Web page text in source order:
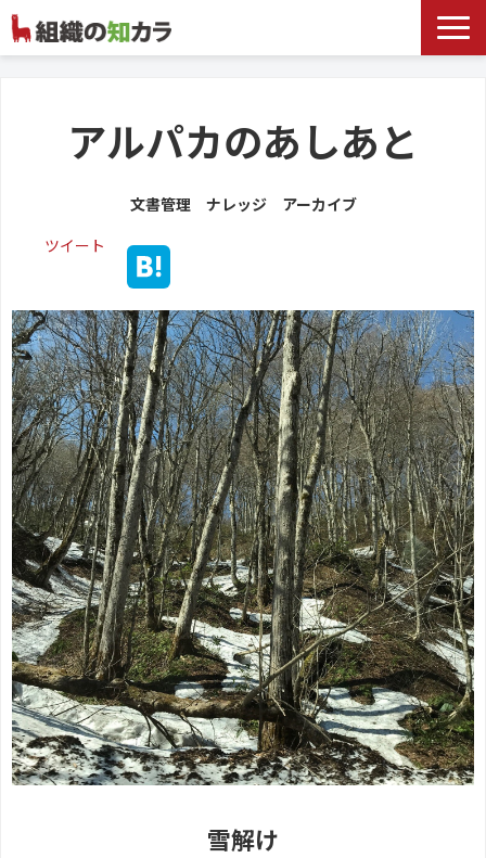
お役立ち記事
記事カテゴリ一覧
お客様事例
アルパカのあしあと
文書管理 ナレッジ アーカイブ
ツイート
雪解け